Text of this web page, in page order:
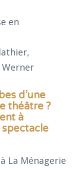
en
d’une
théâtre ?
à
La Ménagerie